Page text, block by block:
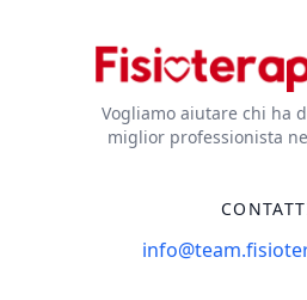
Vogliamo aiutare chi ha
miglior professionista